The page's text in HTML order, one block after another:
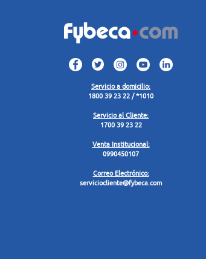
Servicio a domicilio:
1800 39 23 22 / *1010
Servicio al Cliente:
1700 39 23 22
Venta Institucional:
0990450107
Correo Electrónico:
serviciocliente@fybeca.com